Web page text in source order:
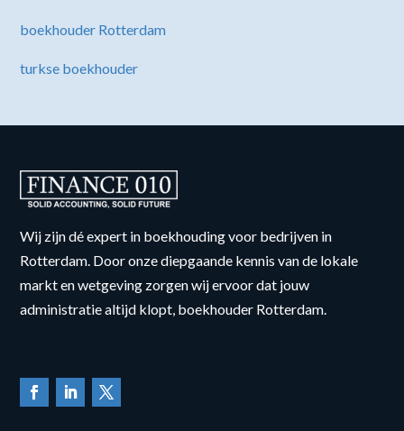
boekhouder Rotterdam
turkse boekhouder
Wij zijn dé expert in boekhouding voor bedrijven in
Rotterdam. Door onze diepgaande kennis van de lokale
markt en wetgeving zorgen wij ervoor dat jouw
administratie altijd klopt, boekhouder Rotterdam.